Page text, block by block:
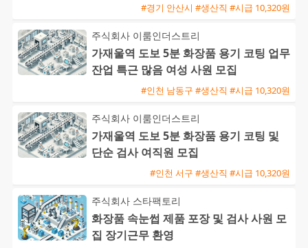
#경기 안산시 #생산직 #시급 10,320원
주식회사 이룸인더스트리
가재울역 도보 5분 화장품 용기 코팅 업무
잔업 특근 많음 여성 사원 모집
#인천 남동구 #생산직 #시급 10,320원
주식회사 이룸인더스트리
가재울역 도보 5분 화장품 용기 코팅 및
단순 검사 여직원 모집
#인천 서구 #생산직 #시급 10,320원
주식회사 스타팩토리
화장품 속눈썹 제품 포장 및 검사 사원 모
집 장기근무 환영